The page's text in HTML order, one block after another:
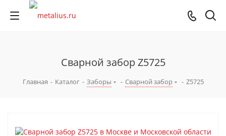
Сварной забор Z5725
Главная - Каталог - Заборы - Сварной забор - Z5725